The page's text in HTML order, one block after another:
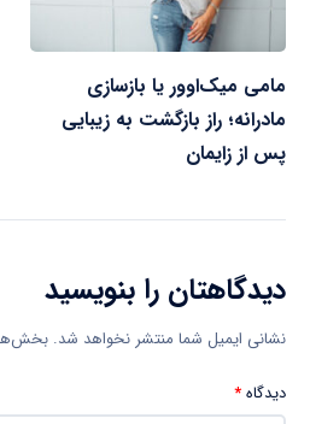
مامی میک‌اوور یا بازسازی
مادرانه؛ راز بازگشت به زیبایی
پس از زایمان
دیدگاهتان را بنویسید
نشانی ایمیل شما منتشر نخواهد شد.
دیدگاه*